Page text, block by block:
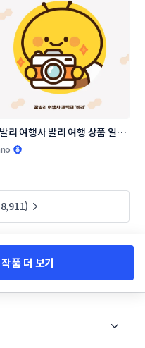
리 여행사 발리 여행 상품 일러
디자인 의뢰
품 더 보기